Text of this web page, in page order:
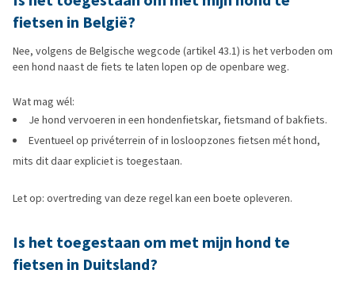
fietsen in België?
Nee, volgens de Belgische wegcode (artikel 43.1) is het verboden om
een hond naast de fiets te laten lopen op de openbare weg.
Wat mag wél:
Je hond vervoeren in een hondenfietskar, fietsmand of bakfiets.
Eventueel op privéterrein of in losloopzones fietsen mét hond,
mits dit daar expliciet is toegestaan.
Let op: overtreding van deze regel kan een boete opleveren.
Is het toegestaan om met mijn hond te
fietsen in Duitsland?